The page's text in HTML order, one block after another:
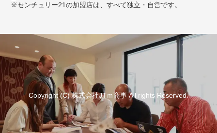
※センチュリー21の加盟店は、すべて独立・自営です。
Copyright (C) 株式会社JTｍ商事 All rights Reserved.